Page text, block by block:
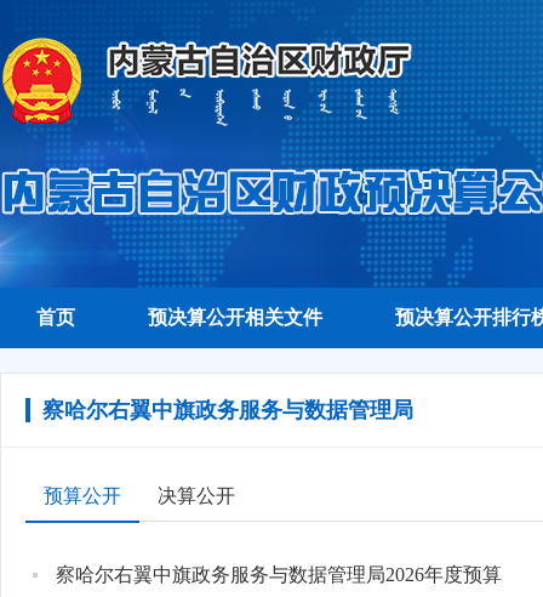
首页 预决算公开相关文件 预决算公开排行
察哈尔右翼中旗政务服务与数据管理局
预算公开 决算公开
察哈尔右翼中旗政务服务与数据管理局2026年度预算